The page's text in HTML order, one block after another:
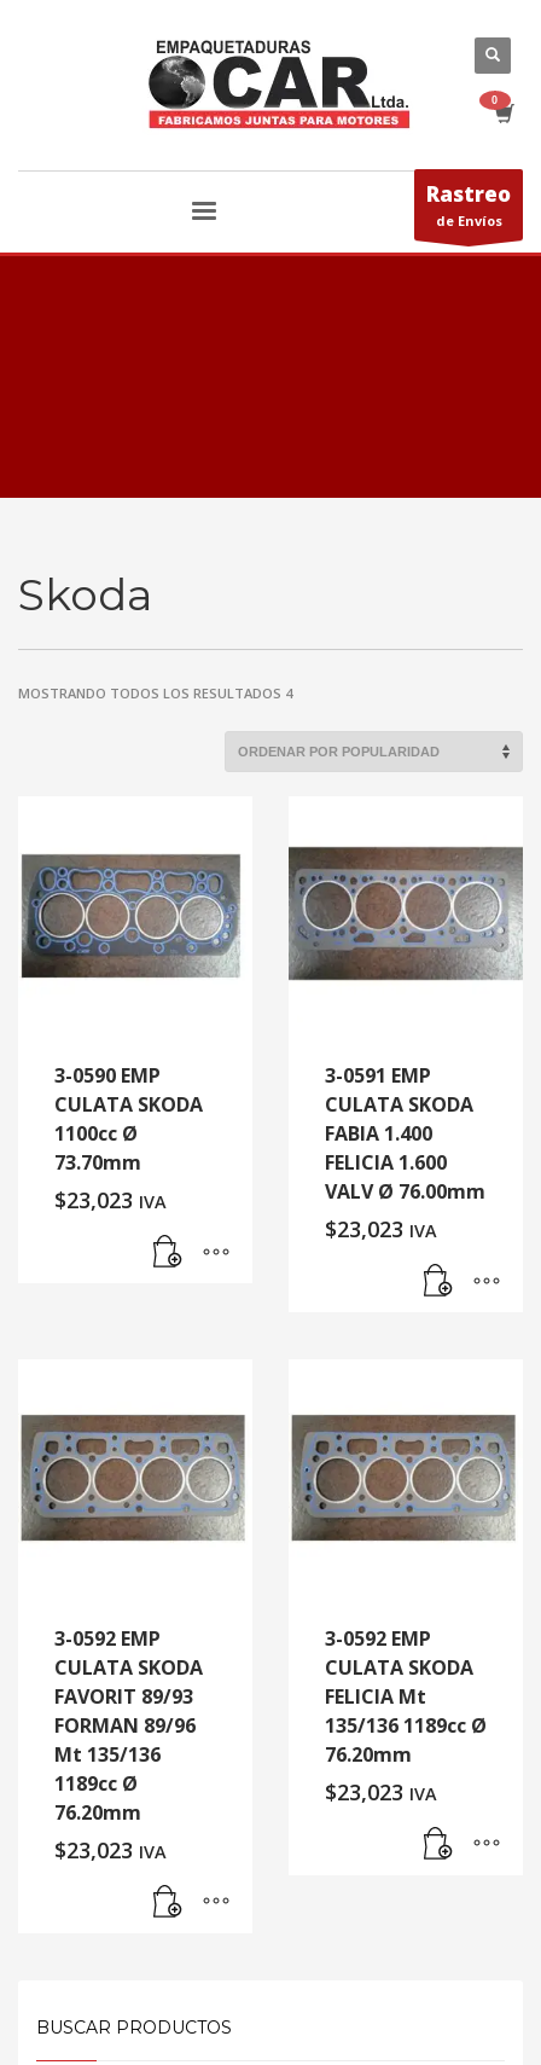
Rastreo
de Envíos
Skoda
MOSTRANDO TODOS LOS RESULTADOS 4
3-0590 EMP
CULATA SKODA
1100cc Ø
73.70mm
$23,023 IVA
3-0591 EMP
CULATA SKODA
FABIA 1.400
FELICIA 1.600
VALV Ø 76.00mm
$23,023 IVA
3-0592 EMP
CULATA SKODA
FAVORIT 89/93
FORMAN 89/96
Mt 135/136
1189cc Ø
76.20mm
$23,023 IVA
3-0592 EMP
CULATA SKODA
FELICIA Mt
135/136 1189cc Ø
76.20mm
$23,023 IVA
BUSCAR PRODUCTOS